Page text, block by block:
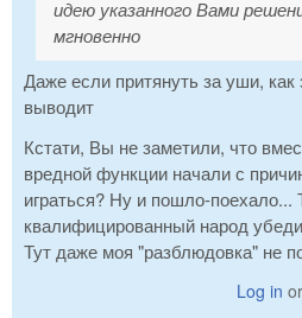
идею указанного Вами
мгновенно
Даже если притянуть за уши,
выводит
Кстати, Вы не заметили, что
вредной функции начали с
играться? Ну и пошло-
квалифицированный народ
Тут даже моя "разблюдовка" не
Log in or